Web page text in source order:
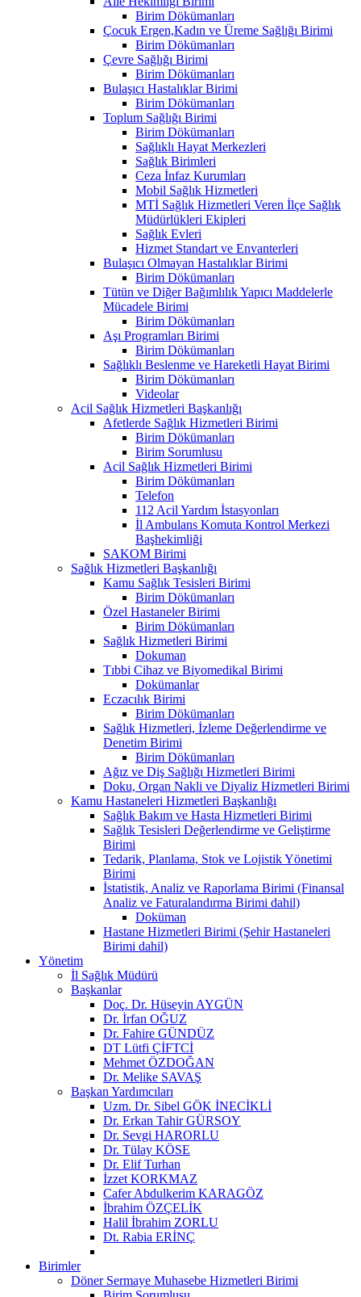
Birim Dökümanları
Çocuk Ergen,Kadın ve Üreme Sağlığı Birimi
Birim Dökümanları
Çevre Sağlığı Birimi
Birim Dökümanları
Bulaşıcı Hastalıklar Birimi
Birim Dökümanları
Toplum Sağlığı Birimi
Birim Dökümanları
Sağlıklı Hayat Merkezleri
Sağlık Birimleri
Ceza İnfaz Kurumları
Mobil Sağlık Hizmetleri
MTİ Sağlık Hizmetleri Veren İlçe Sağlık
Müdürlükleri Ekipleri
Sağlık Evleri
Hizmet Standart ve Envanterleri
Bulaşıcı Olmayan Hastalıklar Birimi
Birim Dökümanları
Tütün ve Diğer Bağımlılık Yapıcı Maddelerle
Mücadele Birimi
Birim Dökümanları
Aşı Programları Birimi
Birim Dökümanları
Sağlıklı Beslenme ve Hareketli Hayat Birimi
Birim Dökümanları
Videolar
Acil Sağlık Hizmetleri Başkanlığı
Afetlerde Sağlık Hizmetleri Birimi
Birim Dökümanları
Birim Sorumlusu
Acil Sağlık Hizmetleri Birimi
Birim Dökümanları
Telefon
112 Acil Yardım İstasyonları
İl Ambulans Komuta Kontrol Merkezi
Başhekimliği
SAKOM Birimi
Sağlık Hizmetleri Başkanlığı
Kamu Sağlık Tesisleri Birimi
Birim Dökümanları
Özel Hastaneler Birimi
Birim Dökümanları
Sağlık Hizmetleri Birimi
Dokuman
Tıbbi Cihaz ve Biyomedikal Birimi
Dokümanlar
Eczacılık Birimi
Birim Dökümanları
Sağlık Hizmetleri, İzleme Değerlendirme ve
Denetim Birimi
Birim Dökümanları
Ağız ve Diş Sağlığı Hizmetleri Birimi
Doku, Organ Nakli ve Diyaliz Hizmetleri Birimi
Kamu Hastaneleri Hizmetleri Başkanlığı
Sağlık Bakım ve Hasta Hizmetleri Birimi
Sağlık Tesisleri Değerlendirme ve Geliştirme
Birimi
Tedarik, Planlama, Stok ve Lojistik Yönetimi
Birimi
İstatistik, Analiz ve Raporlama Birimi (Finansal
Analiz ve Faturalandırma Birimi dahil)
Doküman
Hastane Hizmetleri Birimi (Şehir Hastaneleri
Birimi dahil)
Yönetim
İl Sağlık Müdürü
Başkanlar
Doç. Dr. Hüseyin AYGÜN
Dr. İrfan OĞUZ
Dr. Fahire GÜNDÜZ
DT Lütfi ÇİFTCİ
Mehmet ÖZDOĞAN
Dr. Melike SAVAŞ
Başkan Yardımcıları
Uzm. Dr. Sibel GÖK İNECİKLİ
Dr. Erkan Tahir GÜRSOY
Dr. Sevgi HARORLU
Dr. Tülay KÖSE
Dr. Elif Turhan
İzzet KORKMAZ
Cafer Abdulkerim KARAGÖZ
İbrahim ÖZÇELİK
Halil İbrahim ZORLU
Dt. Rabia ERİNÇ
Birimler
Döner Sermaye Muhasebe Hizmetleri Birimi